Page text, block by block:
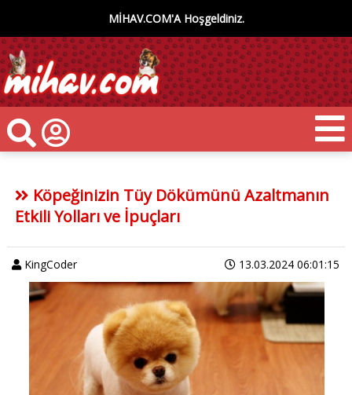
MİHAV.COM'A Hoşgeldiniz.
Köpeğinizin Tüy Dökümünü Azaltmanın
Etkili Yolları ve İpuçları
KingCoder 13.03.2024 06:01:15